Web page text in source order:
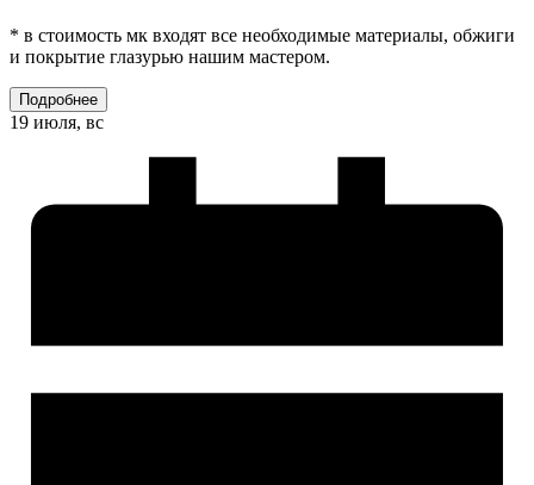
* в стоимость мк входят все необходимые материалы, обжиги
и покрытие глазурью нашим мастером.
Подробнее
19 июля, вс